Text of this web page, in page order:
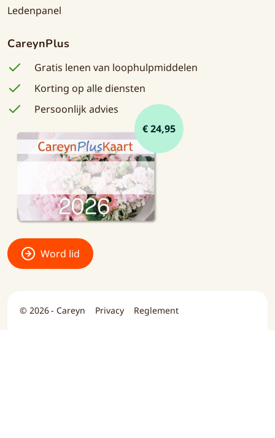
Ledenpanel
CareynPlus
Gratis lenen van loophulpmiddelen
Korting op alle diensten
Persoonlijk advies
€ 24,95
Word lid
© 2026 - Careyn Privacy Reglement